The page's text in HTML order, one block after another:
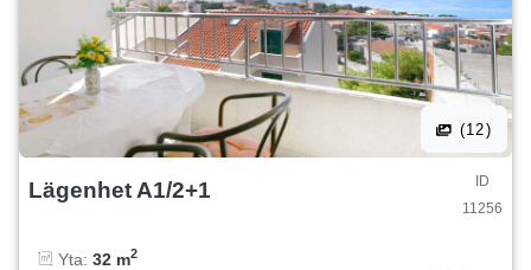
(12)
Lägenhet A1/2+1
ID
11256
Yta: 32 m2